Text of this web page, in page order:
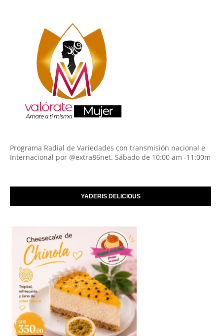
Programa Radial de Variedades con transmisión nacional e
Internacional por @extra86net. Sábado de 10:00 am -11:00m
YADERIS DELICIOUS